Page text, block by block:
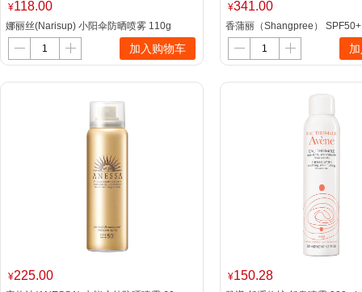
¥118.00
娜丽丝(Narisup) 小阳伞防晒喷雾 110g
加入购物车
¥341.00
香蒲丽（Shangpree）
晒霜 60ml（单位：瓶）
¥225.00 ¥150.28